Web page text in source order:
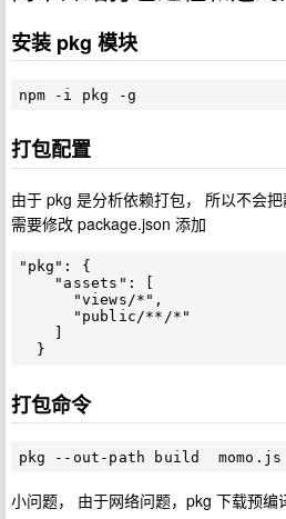
安装 pkg 模块
打包配置
由于 pkg 是分析依赖打包， 所以不会把
需要修改 package.json 添加
"pkg": {
打包命令
小问题， 由于网络问题，pkg 下载预